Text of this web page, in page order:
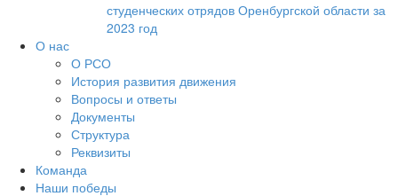
студенческих отрядов Оренбургской области за
2023 год
О нас
О РСО
История развития движения
Вопросы и ответы
Документы
Структура
Реквизиты
Команда
Наши победы